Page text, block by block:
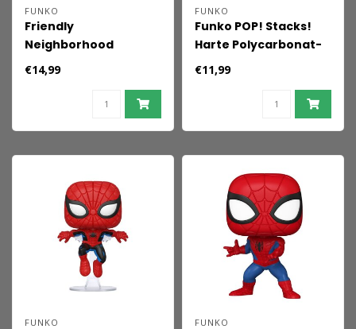
FUNKO
Friendly
Neighborhood
Spider-Man POP!
(Final Suit) 9 cm
€14,99
FUNKO
Funko POP! Stacks!
Harte Polycarbonat-
Schutzhülle
€11,99
FUNKO FUNKO